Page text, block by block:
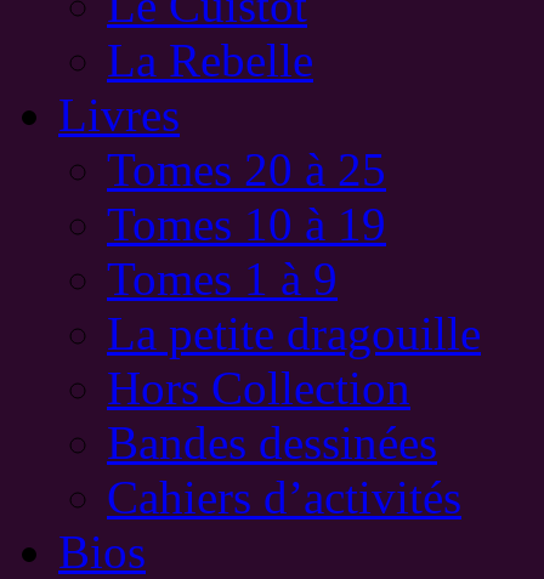
La Rebelle
Livres
Tomes 20 à 25
Tomes 10 à 19
Tomes 1 à 9
La petite dragouille
Hors Collection
Bandes dessinées
Cahiers d’activités
Bios